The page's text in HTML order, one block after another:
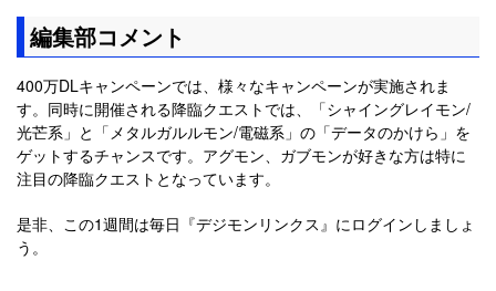
編集部コメント
400万DLキャンペーンでは、様々なキャンペーンが実施されま
す。同時に開催される降臨クエストでは、「シャイングレイモン/
光芒系」と「メタルガルルモン/電磁系」の「データのかけら」を
ゲットするチャンスです。アグモン、ガブモンが好きな方は特に
注目の降臨クエストとなっています。
是非、この1週間は毎日『デジモンリンクス』にログインしましょ
う。